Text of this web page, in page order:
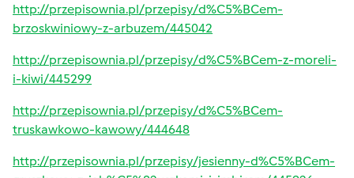
http://przepisownia.pl/przepisy/d%C5%BCem-
brzoskwiniowy-z-arbuzem/445042
http://przepisownia.pl/przepisy/d%C5%BCem-z-moreli-
i-kiwi/445299
http://przepisownia.pl/przepisy/d%C5%BCem-
truskawkowo-kawowy/444648
http://przepisownia.pl/przepisy/jesienny-d%C5%BCem-